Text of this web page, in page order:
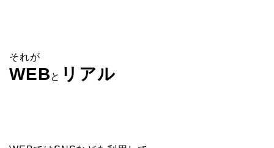
それが
WEBと リアル